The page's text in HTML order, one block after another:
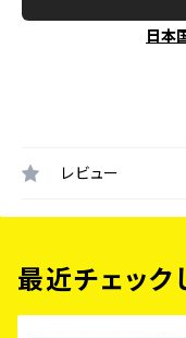
日本
レビュー
最近チェック